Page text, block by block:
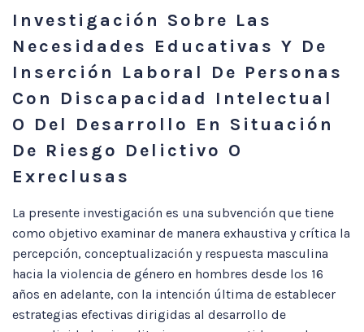
Investigación Sobre Las
Necesidades Educativas Y De
Inserción Laboral De Personas
Con Discapacidad Intelectual
O Del Desarrollo En Situación
De Riesgo Delictivo O
Exreclusas
La presente investigación es una subvención que tiene
como objetivo examinar de manera exhaustiva y crítica la
percepción, conceptualización y respuesta masculina
hacia la violencia de género en hombres desde los 16
años en adelante, con la intención última de establecer
estrategias efectivas dirigidas al desarrollo de